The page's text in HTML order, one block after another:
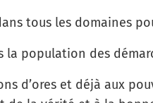
tous les domaines
la population des
d’ores et déjà aux